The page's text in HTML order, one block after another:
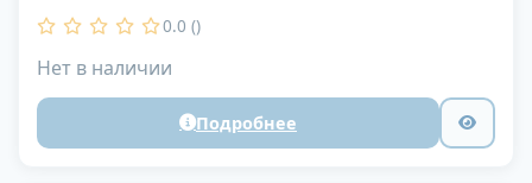
0.0 ()
Нет в наличии
Подробнее